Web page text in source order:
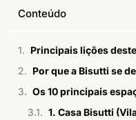
Conteúdo
Principais lições